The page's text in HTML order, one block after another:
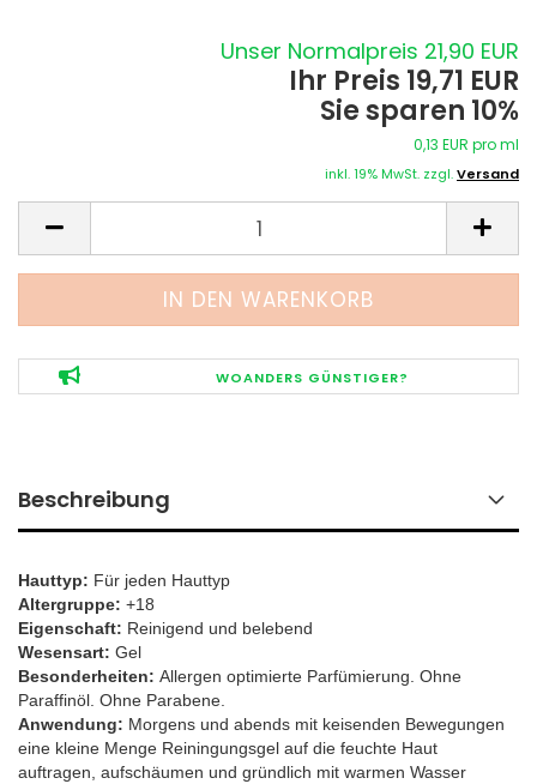
Unser Normalpreis 21,90 EUR
Ihr Preis 19,71 EUR
Sie sparen 10%
0,13 EUR pro ml
inkl. 19% MwSt. zzgl.Versand
WOANDERS GÜNSTIGER?
Beschreibung
Hauttyp: Für jeden Hauttyp
Altergruppe: +18
Eigenschaft: Reinigend und belebend
Wesensart: Gel
Besonderheiten: Allergen optimierte Parfümierung. Ohne
Paraffinöl. Ohne Parabene.
Anwendung: Morgens und abends mit keisenden Bewegungen
eine kleine Menge Reiningungsgel auf die feuchte Haut
auftragen, aufschäumen und gründlich mit warmen Wasser